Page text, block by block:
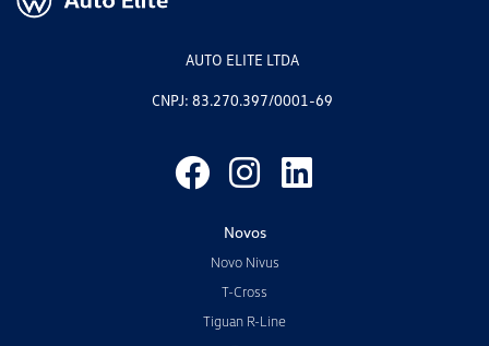
AUTO ELITE LTDA
CNPJ: 83.270.397/0001-69
Novos
Novo Nivus
T-Cross
Tiguan R-Line